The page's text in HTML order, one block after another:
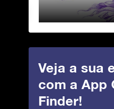
Veja a sua
com a App
Finder!